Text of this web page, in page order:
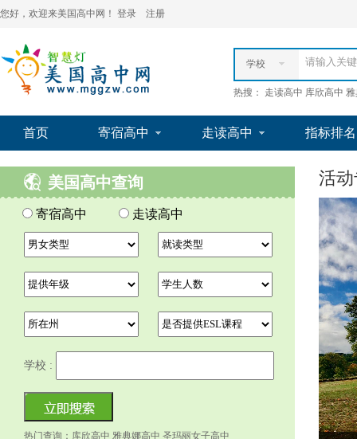
您好，欢迎来美国高中网！ 登录 注册
学校
热搜： 走读高中 库欣高中
首页 寄宿高中 走读高中 指标排名
美国高中查询
寄宿高中 走读高中
学校 :
热门查询：库欣高中 雅典娜高中 圣玛丽女子高中
活